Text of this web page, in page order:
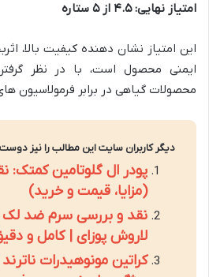
امتیاز نهایی: ۴.۵ از ۵ ستاره
این امتیاز نشان دهنده کیفیت بالا،
ایمنی محصول است، با در نظر
محصولات گیاهی در برابر فرمولاسیون
دیگر کاربران سایت این مطالب را نیز
پودر ال گلوتامین کمتک:
(مزایا، قیمت و خرید)
نقد و بررسی سرم ضد لک
لاروش پوزای | کامل و
کراتین مونوهیدرات